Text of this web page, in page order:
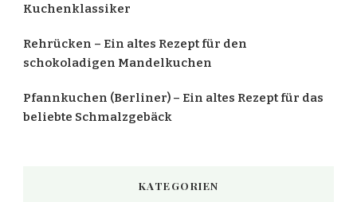
Kuchenklassiker
Rehrücken – Ein altes Rezept für den
schokoladigen Mandelkuchen
Pfannkuchen (Berliner) – Ein altes Rezept für das
beliebte Schmalzgebäck
KATEGORIEN